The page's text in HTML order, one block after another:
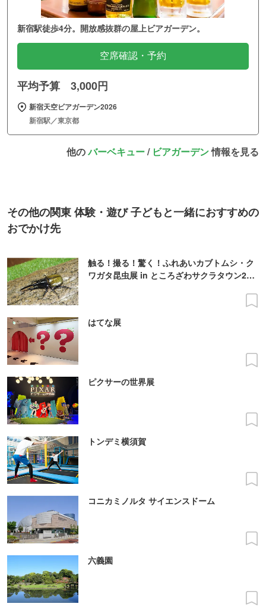
新宿駅徒歩4分。開放感抜群の屋上ビアガーデン。
空席確認・予約
平均予算 3,000円
新宿天空ビアガーデン2026
新宿駅／東京都
他のバーベキュー/ ビアガーデン情報を見る
その他の関東 体験・遊び 子どもと一緒におすすめの
おでかけ先
触る！撮る！驚く！ふれあいカブトムシ・ク
ワガタ昆虫展 in ところざわサクラタウン202
はてな展
ピクサーの世界展
トンデミ横須賀
コニカミノルタ サイエンスドーム
六義園